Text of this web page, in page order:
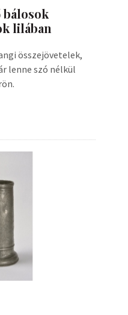
bálosok
lilában
összejövetelek,
lenne szó nélkül